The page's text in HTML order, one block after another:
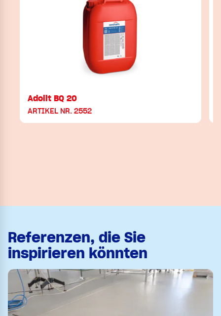
Adolit BQ 20
ARTIKEL NR. 2552
Referenzen, die Sie
inspirieren könnten